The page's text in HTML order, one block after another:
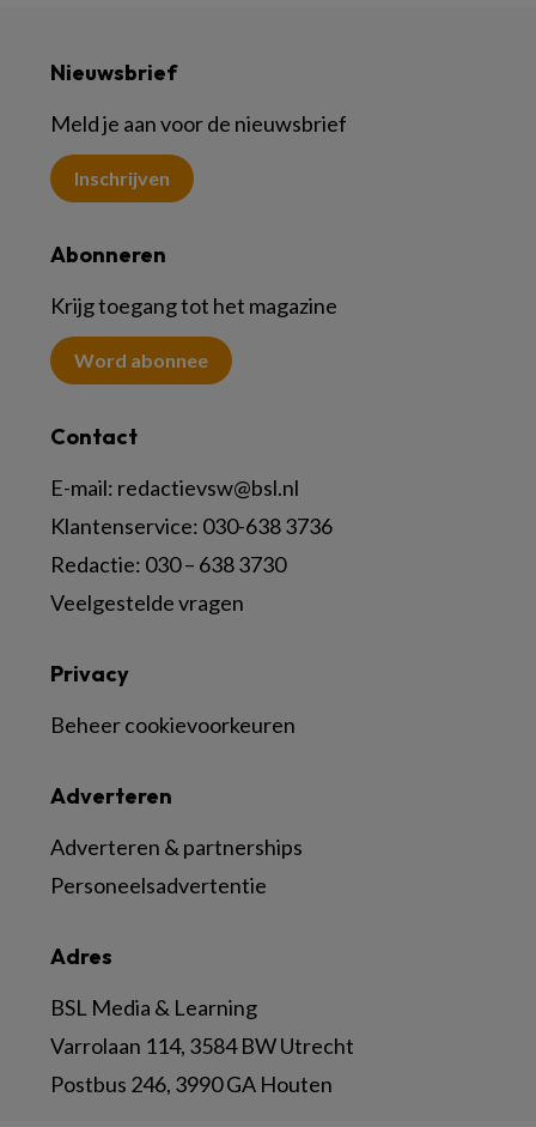
Nieuwsbrief
Meld je aan voor de nieuwsbrief
Inschrijven
Abonneren
Krijg toegang tot het magazine
Word abonnee
Contact
E-mail: redactievsw@bsl.nl
Klantenservice: 030-638 3736
Redactie: 030 – 638 3730
Veelgestelde vragen
Adres
BSL Media & Learning
Varrolaan 114, 3584 BW Utrecht
Postbus 246, 3990 GA Houten
Adverteren
Adverteren & partnerships
Personeelsadvertentie
Privacy
Beheer cookievoorkeuren